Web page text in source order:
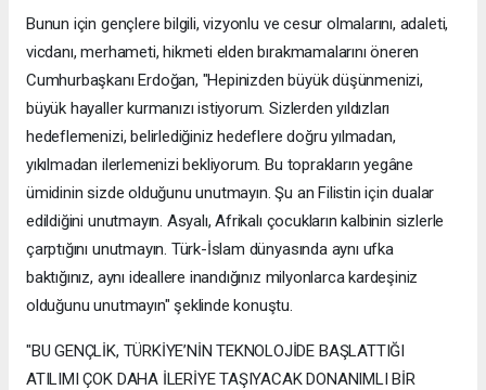
Bunun için gençlere bilgili, vizyonlu ve cesur olmalarını, adaleti,
vicdanı, merhameti, hikmeti elden bırakmamalarını öneren
Cumhurbaşkanı Erdoğan, "Hepinizden büyük düşünmenizi,
büyük hayaller kurmanızı istiyorum. Sizlerden yıldızları
hedeflemenizi, belirlediğiniz hedeflere doğru yılmadan,
yıkılmadan ilerlemenizi bekliyorum. Bu toprakların yegâne
ümidinin sizde olduğunu unutmayın. Şu an Filistin için dualar
edildiğini unutmayın. Asyalı, Afrikalı çocukların kalbinin sizlerle
çarptığını unutmayın. Türk-İslam dünyasında aynı ufka
baktığınız, aynı ideallere inandığınız milyonlarca kardeşiniz
olduğunu unutmayın" şeklinde konuştu.
"BU GENÇLİK, TÜRKİYE’NİN TEKNOLOJİDE BAŞLATTIĞI
ATILIMI ÇOK DAHA İLERİYE TAŞIYACAK DONANIMLI BİR